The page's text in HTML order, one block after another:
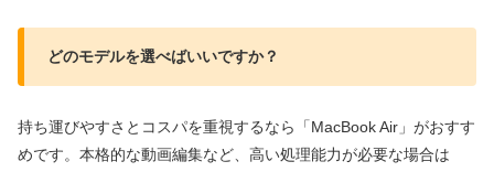
どのモデルを選べばいいですか？
持ち運びやすさとコスパを重視するなら「MacBook Air」がおすす
めです。本格的な動画編集など、高い処理能力が必要な場合は